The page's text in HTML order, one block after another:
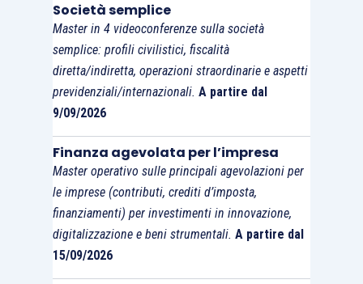
debitonon è ammessa la compensazione
con i crediti relativi ad altre imposte o
contributi maturati dai partecipanti al
gruppo;
ilcredito Iva annuale o infrannuale
utilizzato in compensazione, ai sensi
dell’articolo 17 DLgs. 241/1997, con i
debiti relativi ad altre imposte e contributi
dei partecipanti.
Società semplice
Master in 4 videoconferenze sulla società
semplice: profili civilistici, fiscalità
diretta/indiretta, operazioni straordinarie e aspetti
previdenziali/internazionali. A partire dal
9/09/2026
Finanza agevolata per l’impresa
Master operativo sulle principali agevolazioni per
le imprese (contributi, crediti d’imposta,
finanziamenti) per investimenti in innovazione,
digitalizzazione e beni strumentali. A partire dal
15/09/2026